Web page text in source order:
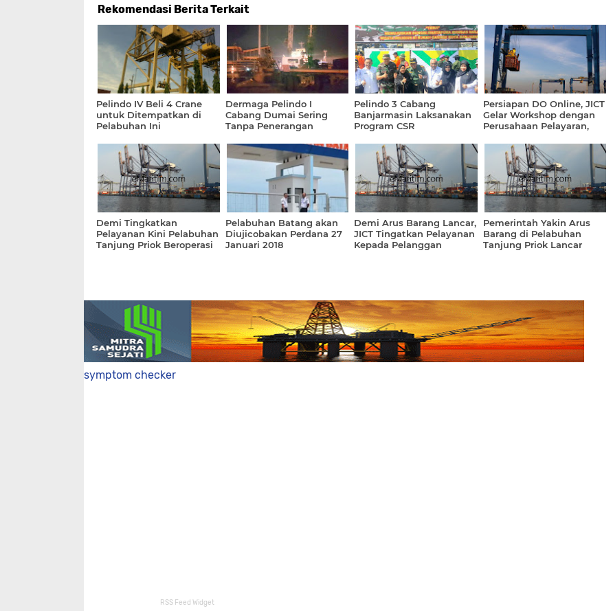
Rekomendasi Berita Terkait
Pelindo IV Beli 4 Crane
untuk Ditempatkan di
Pelabuhan Ini
Dermaga Pelindo I
Cabang Dumai Sering
Tanpa Penerangan
Pelindo 3 Cabang
Banjarmasin Laksanakan
Program CSR
Persiapan DO Online, JICT
Gelar Workshop dengan
Perusahaan Pelayaran,
Demi Tingkatkan
Pelayanan Kini Pelabuhan
Tanjung Priok Beroperasi
Pelabuhan Batang akan
Diujicobakan Perdana 27
Januari 2018
Demi Arus Barang Lancar,
JICT Tingatkan Pelayanan
Kepada Pelanggan
Pemerintah Yakin Arus
Barang di Pelabuhan
Tanjung Priok Lancar
symptom checker
RSS Feed Widget